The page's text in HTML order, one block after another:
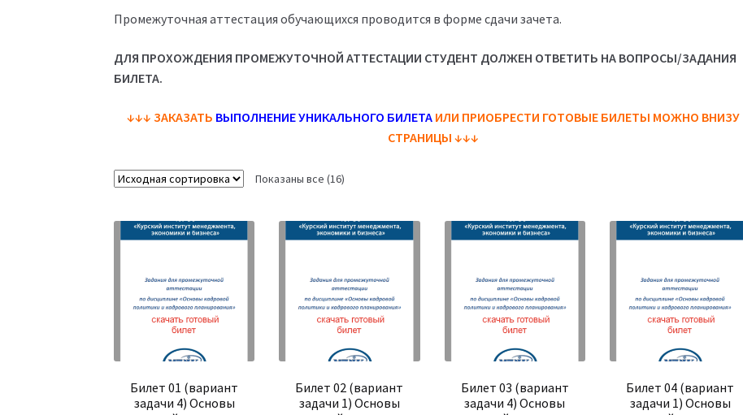
Промежуточная аттестация обучающихся проводится в форме сдачи зачета.
ДЛЯ ПРОХОЖДЕНИЯ ПРОМЕЖУТОЧНОЙ АТТЕСТАЦИИ СТУДЕНТ ДОЛЖЕН ОТВЕТИТЬ НА ВОПРОСЫ/ЗАДАНИЯ
БИЛЕТА.
↓↓↓ ЗАКАЗАТЬ ВЫПОЛНЕНИЕ УНИКАЛЬНОГО БИЛЕТА ИЛИ ПРИОБРЕСТИ ГОТОВЫЕ БИЛЕТЫ МОЖНО ВНИЗУ
СТРАНИЦЫ↓↓↓
Показаны все (16)
Билет 01 (вариант
задачи 4) Основы
Билет 02 (вариант
задачи 1) Основы
Билет 03 (вариант
задачи 4) Основы
Билет 04 (вариант
задачи 1) Основы